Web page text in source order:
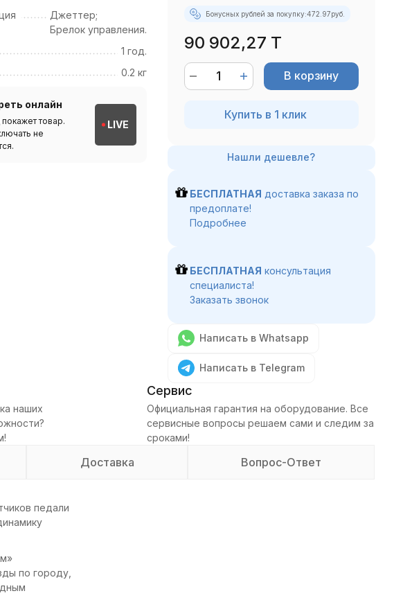
Джеттер;
Брелок управления.
1 год.
0.2 кг
онлайн
товар.
не
LIVE
Бонусных рублей за покупку:472.97руб.
90 902,27 T
В корзину
Купить в 1 клик
БЕСПЛАТНАЯ доставка заказа по
предоплате!
Подробнее
БЕСПЛАТНАЯ консультация
специалиста!
Заказать звонок
Написать в Whatsapp
Написать в Telegram
наших
Сервис
Официальная гарантия на оборудование. Все
сервисные вопросы решаем сами и следим за
сроками!
Доставка Вопрос-Ответ
педали
по городу,